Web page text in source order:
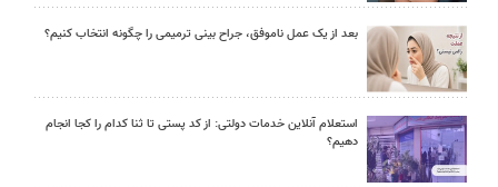
بعد از یک عمل ناموفق، جراح بینی ترمیمی را چگونه انتخاب کنیم؟
استعلام آنلاین خدمات دولتی: از کد پستی تا ثنا کدام را کجا انجام
دهیم؟